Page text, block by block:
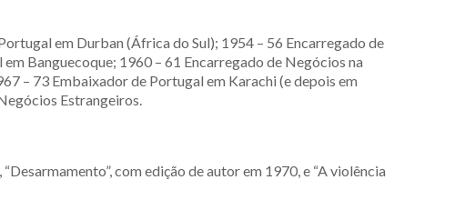
em Durban (África do Sul); 1954 – 56 Encarregado de
Banguecoque; 1960 – 61 Encarregado de Negócios na
– 73 Embaixador de Portugal em Karachi (e depois em
Estrangeiros.
com edição de autor em 1970, e “A violência